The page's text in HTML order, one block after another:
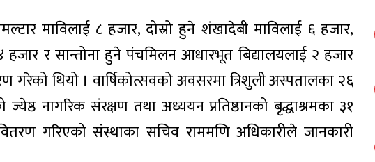
माविलाई ८ हजार, दोस्रो हुने शंखादेबी माविलाई ६ हजार,
हजार र सान्तोना हुने पंचमिलन आधारभूत बिद्यालयलाई २ हजार
गरेको थियो । वार्षिकोत्सवको अवसरमा त्रिशुली अस्पतालका २६
ज्येष्ठ नागरिक संरक्षण तथा अध्ययन प्रतिष्ठानको बृद्धाश्रमका ३१
गरिएको संस्थाका सचिव राममणि अधिकारीले जानकारी